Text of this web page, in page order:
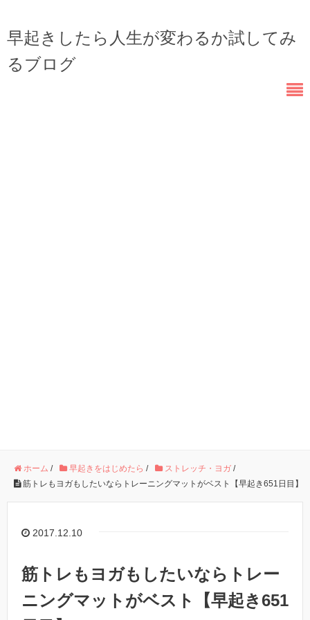
早起きしたら人生が変わるか試してみ
るブログ
ホーム / 早起きをはじめたら / ストレッチ・ヨガ /
筋トレもヨガもしたいならトレーニングマットがベスト【早起き651日目】
2017.12.10
筋トレもヨガもしたいならトレー
ニングマットがベスト【早起き651